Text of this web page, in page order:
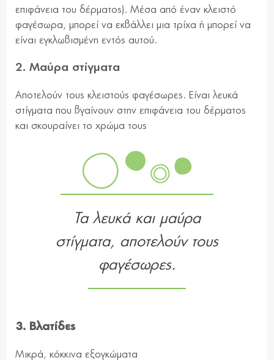
επιφάνεια του δέρματος). Μέσα από έναν κλειστό
φαγέσωρα, μπορεί να εκβάλλει μια τρίχα ή μπορεί να
είναι εγκλωβισμένη εντός αυτού.
2. Μαύρα στίγματα
Αποτελούν τους κλειστούς φαγέσωρες. Είναι λευκά
στίγματα που βγαίνουν στην επιφάνεια του δέρματος
και σκουραίνει το χρώμα τους
Τα λευκά και μαύρα
στίγματα, αποτελούν τους
φαγέσωρες.
3. Βλατίδες
Μικρά, κόκκινα εξογκώματα